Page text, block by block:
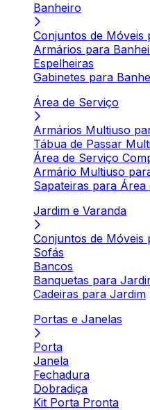
Banheiro
Conjuntos de Móveis
Armários para
Espelheiras
Gabinetes para
Área de Serviço
Armários Multiuso
Tábua de Passar
Área de Serviço
Armário Multiuso
Sapateiras para Área
Jardim e Varanda
Conjuntos de Móveis
Sofás
Bancos
Banquetas para
Cadeiras para Jardim
Portas e Janelas
Porta
Janela
Fechadura
Dobradiça
Kit Porta Pronta